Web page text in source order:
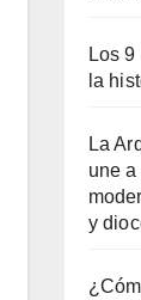
Los
la
La
une
y